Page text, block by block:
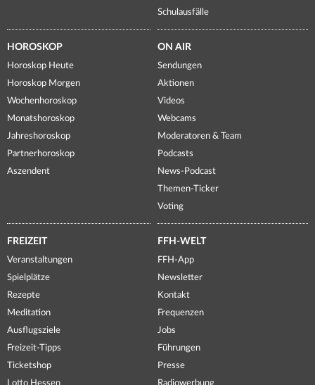
Schulausfälle
HOROSKOP
Horoskop Heute
Horoskop Morgen
Wochenhoroskop
Monatshoroskop
Jahreshoroskop
Partnerhoroskop
Aszendent
ON AIR
Sendungen
Aktionen
Videos
Webcams
Moderatoren & Team
Podcasts
News-Podcast
Themen-Ticker
Voting
FREIZEIT
Veranstaltungen
Spielplätze
Rezepte
Meditation
Ausflugsziele
Freizeit-Tipps
Ticketshop
Lotto Hessen
FFH-WELT
FFH-App
Newsletter
Kontakt
Frequenzen
Jobs
Führungen
Presse
Radiowerbung